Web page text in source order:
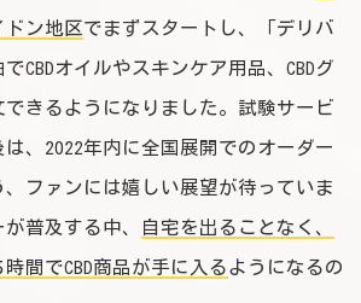
ドン地区でまずスタートし、「デリバ
CBDオイルやスキンケア用品、CBDグ
できるようになりました。試験サービ
、2022年内に全国展開でのオーダー
ファンには嬉しい展望が待っていま
普及する中、 自宅を出ることなく、
間でCBD商品が手に入るようになるの